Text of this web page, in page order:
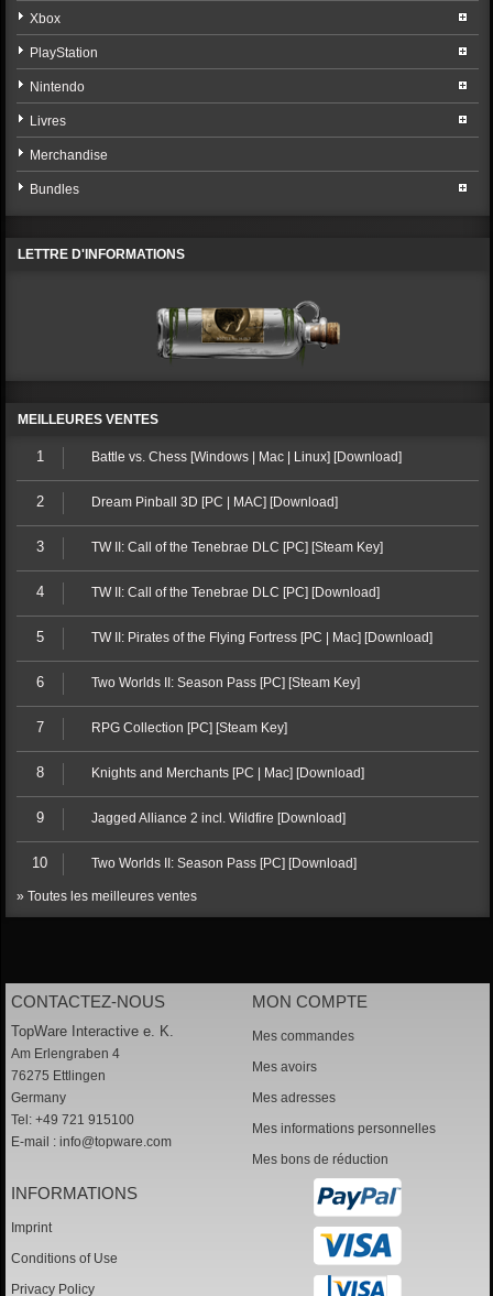
Xbox
PlayStation
Nintendo
Livres
Merchandise
Bundles
LETTRE D'INFORMATIONS
MEILLEURES VENTES
1 Battle vs. Chess [Windows | Mac | Linux] [Download]
2 Dream Pinball 3D [PC | MAC] [Download]
3 TW II: Call of the Tenebrae DLC [PC] [Steam Key]
4 TW II: Call of the Tenebrae DLC [PC] [Download]
5 TW II: Pirates of the Flying Fortress [PC | Mac] [Download]
6 Two Worlds II: Season Pass [PC] [Steam Key]
7 RPG Collection [PC] [Steam Key]
8 Knights and Merchants [PC | Mac] [Download]
9 Jagged Alliance 2 incl. Wildfire [Download]
10 Two Worlds II: Season Pass [PC] [Download]
» Toutes les meilleures ventes
CONTACTEZ-NOUS
TopWare Interactive e. K.
Am Erlengraben 4
76275 Ettlingen
Germany
Tel: +49 721 915100
E-mail : info@topware.com
MON COMPTE
Mes commandes
Mes avoirs
Mes adresses
Mes informations personnelles
Mes bons de réduction
INFORMATIONS
Imprint
Conditions of Use
Privacy Policy